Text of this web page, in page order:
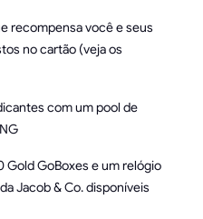
recompensa você e seus
no cartão (veja os
com um pool de
GoBoxes e um relógio
Jacob & Co. disponíveis